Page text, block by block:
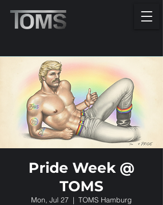
Pride Week @
TOMS
Mon, Jul 27
  |
TOMS Hamburg